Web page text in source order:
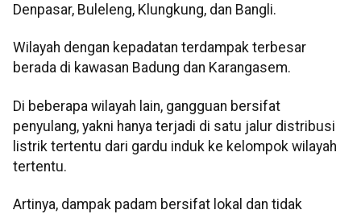
Denpasar, Buleleng, Klungkung, dan Bangli.
Wilayah dengan kepadatan terdampak terbesar
berada di kawasan Badung dan Karangasem.
Di beberapa wilayah lain, gangguan bersifat
penyulang, yakni hanya terjadi di satu jalur distribusi
listrik tertentu dari gardu induk ke kelompok wilayah
tertentu.
Artinya, dampak padam bersifat lokal dan tidak